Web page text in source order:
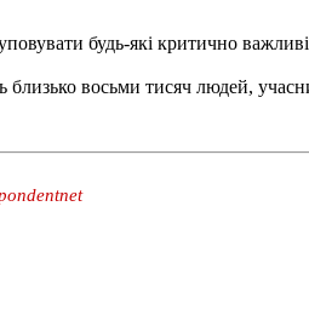
будь-які критично
близько восьми тисяч людей,